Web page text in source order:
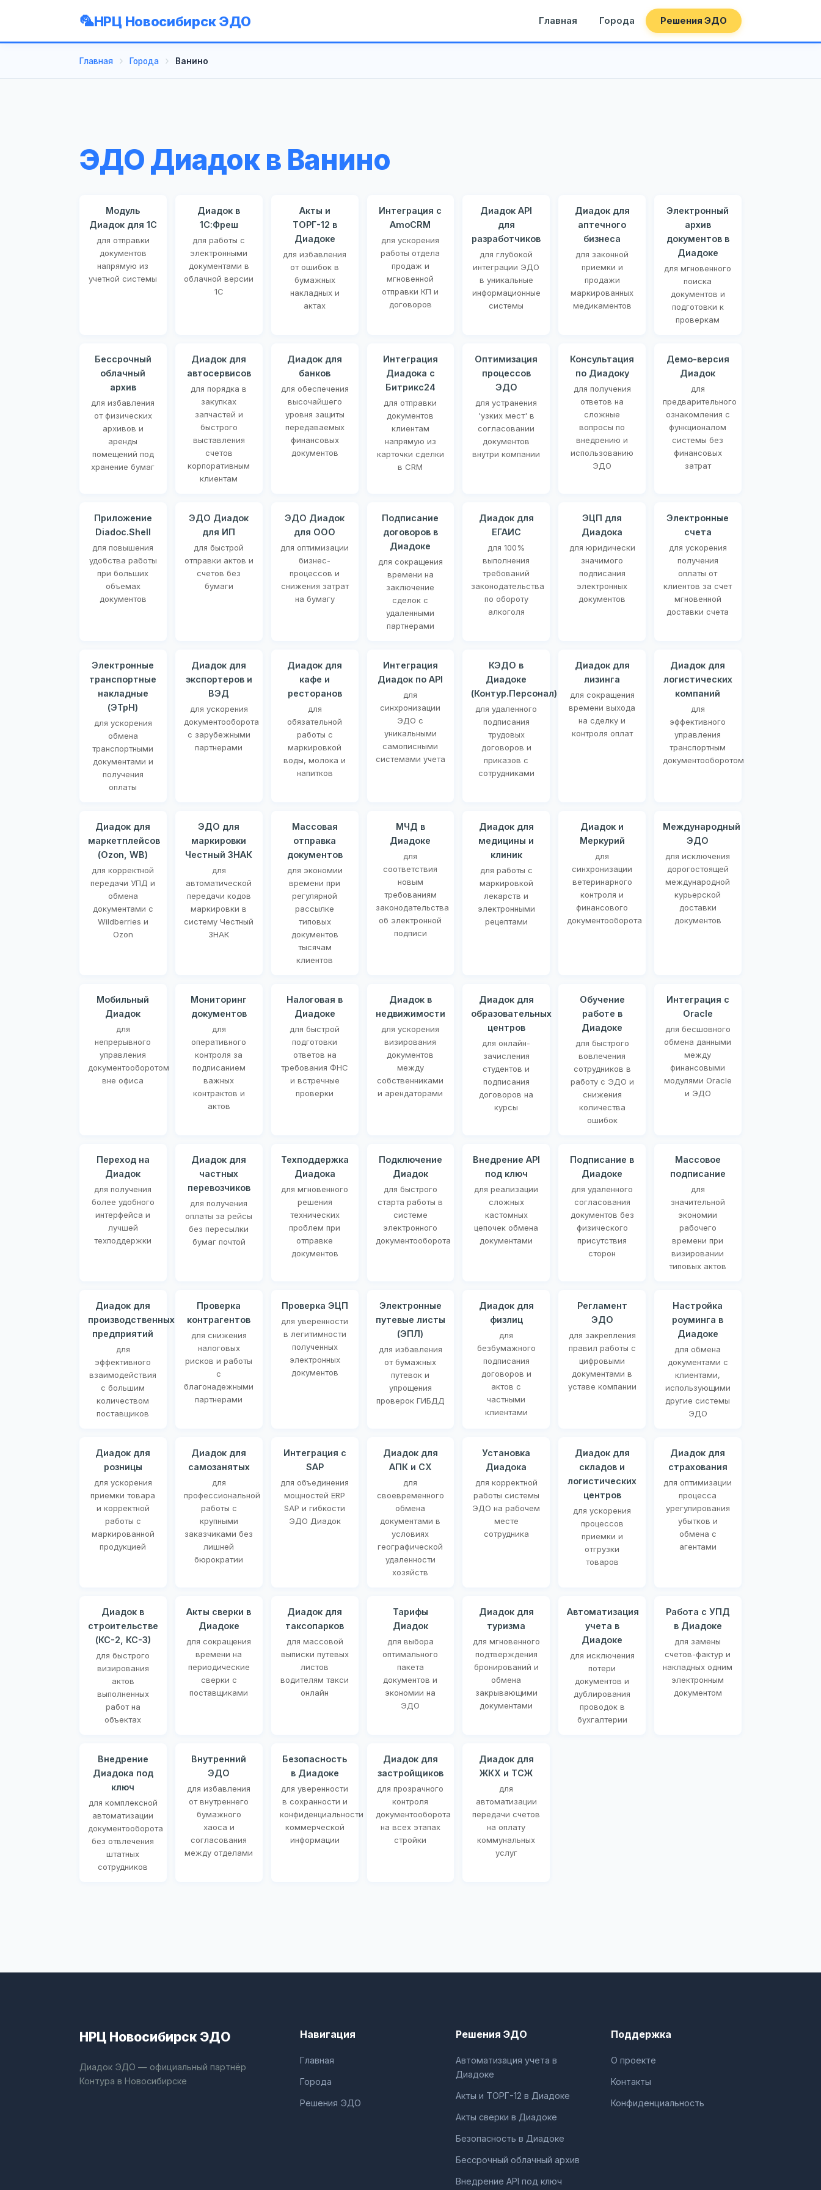
НРЦ Новосибирск ЭДО Главная Города Решения ЭДО
Главная Города Ванино
ЭДО Диадок в Ванино
Модуль
Диадок для 1С
для отправки
документов
напрямую из
учетной системы
Диадок в
1С:Фреш
для работы с
электронными
документами в
облачной версии
1С
Акты и
ТОРГ-12 в
Диадоке
для избавления
от ошибок в
бумажных
накладных и
актах
Интеграция с
AmoCRM
для ускорения
работы отдела
продаж и
мгновенной
отправки КП и
договоров
Диадок API
для
разработчиков
для глубокой
интеграции ЭДО
в уникальные
информационные
системы
Диадок для
аптечного
бизнеса
для законной
приемки и
продажи
маркированных
медикаментов
Электронный
архив
документов в
Диадоке
для мгновенного
поиска
документов и
подготовки к
проверкам
Бессрочный
облачный
архив
для избавления
от физических
архивов и
аренды
помещений под
хранение бумаг
Диадок для
автосервисов
для порядка в
закупках
запчастей и
быстрого
выставления
счетов
корпоративным
клиентам
Диадок для
банков
для обеспечения
высочайшего
уровня защиты
передаваемых
финансовых
документов
Интеграция
Диадока с
Битрикс24
для отправки
документов
клиентам
напрямую из
карточки сделки
в CRM
Оптимизация
процессов
ЭДО
для устранения
'узких мест' в
согласовании
документов
внутри компании
Консультация
по Диадоку
для получения
ответов на
сложные
вопросы по
внедрению и
использованию
ЭДО
Демо-версия
Диадок
для
предварительного
ознакомления с
функционалом
системы без
финансовых
затрат
Приложение
Diadoc.Shell
для повышения
удобства работы
при больших
объемах
документов
ЭДО Диадок
для ИП
для быстрой
отправки актов и
счетов без
бумаги
ЭДО Диадок
для ООО
для оптимизации
бизнес-
процессов и
снижения затрат
на бумагу
Подписание
договоров в
Диадоке
для сокращения
времени на
заключение
сделок с
удаленными
партнерами
Диадок для
ЕГАИС
для 100%
выполнения
требований
законодательства
по обороту
алкоголя
ЭЦП для
Диадока
для юридически
значимого
подписания
электронных
документов
Электронные
счета
для ускорения
получения
оплаты от
клиентов за счет
мгновенной
доставки счета
Электронные
транспортные
накладные
(ЭТрН)
для ускорения
обмена
транспортными
документами и
получения
оплаты
Диадок для
экспортеров и
ВЭД
для ускорения
документооборота
с зарубежными
партнерами
Диадок для
кафе и
ресторанов
для
обязательной
работы с
маркировкой
воды, молока и
напитков
Интеграция
Диадок по API
для
синхронизации
ЭДО с
уникальными
самописными
системами учета
КЭДО в
Диадоке
(Контур.Персонал)
для удаленного
подписания
трудовых
договоров и
приказов с
сотрудниками
Диадок для
лизинга
для сокращения
времени выхода
на сделку и
контроля оплат
Диадок для
логистических
компаний
для
эффективного
управления
транспортным
документооборотом
Диадок для
маркетплейсов
(Ozon, WB)
для корректной
передачи УПД и
обмена
документами с
Wildberries и
Ozon
ЭДО для
маркировки
Честный ЗНАК
для
автоматической
передачи кодов
маркировки в
систему Честный
ЗНАК
Массовая
отправка
документов
для экономии
времени при
регулярной
рассылке
типовых
документов
тысячам
клиентов
МЧД в
Диадоке
для
соответствия
новым
требованиям
законодательства
об электронной
подписи
Диадок для
медицины и
клиник
для работы с
маркировкой
лекарств и
электронными
рецептами
Диадок и
Меркурий
для
синхронизации
ветеринарного
контроля и
финансового
документооборота
Международный
ЭДО
для исключения
дорогостоящей
международной
курьерской
доставки
документов
Мобильный
Диадок
для
непрерывного
управления
документооборотом
вне офиса
Мониторинг
документов
для
оперативного
контроля за
подписанием
важных
контрактов и
актов
Налоговая в
Диадоке
для быстрой
подготовки
ответов на
требования ФНС
и встречные
проверки
Диадок в
недвижимости
для ускорения
визирования
документов
между
собственниками
и арендаторами
Диадок для
образовательных
центров
для онлайн-
зачисления
студентов и
подписания
договоров на
курсы
Обучение
работе в
Диадоке
для быстрого
вовлечения
сотрудников в
работу с ЭДО и
снижения
количества
ошибок
Интеграция с
Oracle
для бесшовного
обмена данными
между
финансовыми
модулями Oracle
и ЭДО
Переход на
Диадок
для получения
более удобного
интерфейса и
лучшей
техподдержки
Диадок для
частных
перевозчиков
для получения
оплаты за рейсы
без пересылки
бумаг почтой
Техподдержка
Диадока
для мгновенного
решения
технических
проблем при
отправке
документов
Подключение
Диадок
для быстрого
старта работы в
системе
электронного
документооборота
Внедрение API
под ключ
для реализации
сложных
кастомных
цепочек обмена
документами
Подписание в
Диадоке
для удаленного
согласования
документов без
физического
присутствия
сторон
Массовое
подписание
для
значительной
экономии
рабочего
времени при
визировании
типовых актов
Диадок для
производственных
предприятий
для
эффективного
взаимодействия
с большим
количеством
поставщиков
Проверка
контрагентов
для снижения
налоговых
рисков и работы
с
благонадежными
партнерами
Проверка ЭЦП
для уверенности
в легитимности
полученных
электронных
документов
Электронные
путевые листы
(ЭПЛ)
для избавления
от бумажных
путевок и
упрощения
проверок ГИБДД
Диадок для
физлиц
для
безбумажного
подписания
договоров и
актов с
частными
клиентами
Регламент
ЭДО
для закрепления
правил работы с
цифровыми
документами в
уставе компании
Настройка
роуминга в
Диадоке
для обмена
документами с
клиентами,
использующими
другие системы
ЭДО
Диадок для
розницы
для ускорения
приемки товара
и корректной
работы с
маркированной
продукцией
Диадок для
самозанятых
для
профессиональной
работы с
крупными
заказчиками без
лишней
бюрократии
Интеграция с
SAP
для объединения
мощностей ERP
SAP и гибкости
ЭДО Диадок
Диадок для
АПК и СХ
для
своевременного
обмена
документами в
условиях
географической
удаленности
хозяйств
Установка
Диадока
для корректной
работы системы
ЭДО на рабочем
месте
сотрудника
Диадок для
складов и
логистических
центров
для ускорения
процессов
приемки и
отгрузки
товаров
Диадок для
страхования
для оптимизации
процесса
урегулирования
убытков и
обмена с
агентами
Диадок в
строительстве
(КС-2, КС-3)
для быстрого
визирования
актов
выполненных
работ на
объектах
Акты сверки в
Диадоке
для сокращения
времени на
периодические
сверки с
поставщиками
Диадок для
таксопарков
для массовой
выписки путевых
листов
водителям такси
онлайн
Тарифы
Диадок
для выбора
оптимального
пакета
документов и
экономии на
ЭДО
Диадок для
туризма
для мгновенного
подтверждения
бронирований и
обмена
закрывающими
документами
Автоматизация
учета в
Диадоке
для исключения
потери
документов и
дублирования
проводок в
бухгалтерии
Работа с УПД
в Диадоке
для замены
счетов-фактур и
накладных одним
электронным
документом
Внедрение
Диадока под
ключ
для комплексной
автоматизации
документооборота
без отвлечения
штатных
сотрудников
Внутренний
ЭДО
для избавления
от внутреннего
бумажного
хаоса и
согласования
между отделами
Безопасность
в Диадоке
для уверенности
в сохранности и
конфиденциальности
коммерческой
информации
Диадок для
застройщиков
для прозрачного
контроля
документооборота
на всех этапах
стройки
Диадок для
ЖКХ и ТСЖ
для
автоматизации
передачи счетов
на оплату
коммунальных
услуг
НРЦ Новосибирск ЭДО
Диадок ЭДО — официальный партнёр
Контура в Новосибирске
Навигация
Главная
Города
Решения ЭДО
Решения ЭДО
Автоматизация учета в
Диадоке
Акты и ТОРГ-12 в Диадоке
Акты сверки в Диадоке
Безопасность в Диадоке
Бессрочный облачный архив
Внедрение API под ключ
Поддержка
О проекте
Контакты
Конфиденциальность